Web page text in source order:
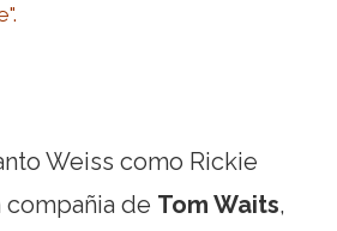
Weiss como Rickie
de Tom Waits,